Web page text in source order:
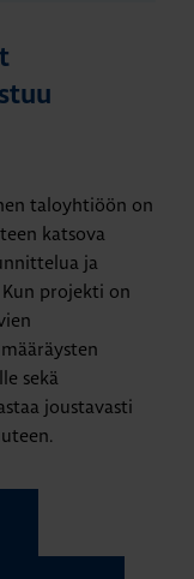
taloyhtiöön on
katsova
ja
projekti on
sekä
joustavasti